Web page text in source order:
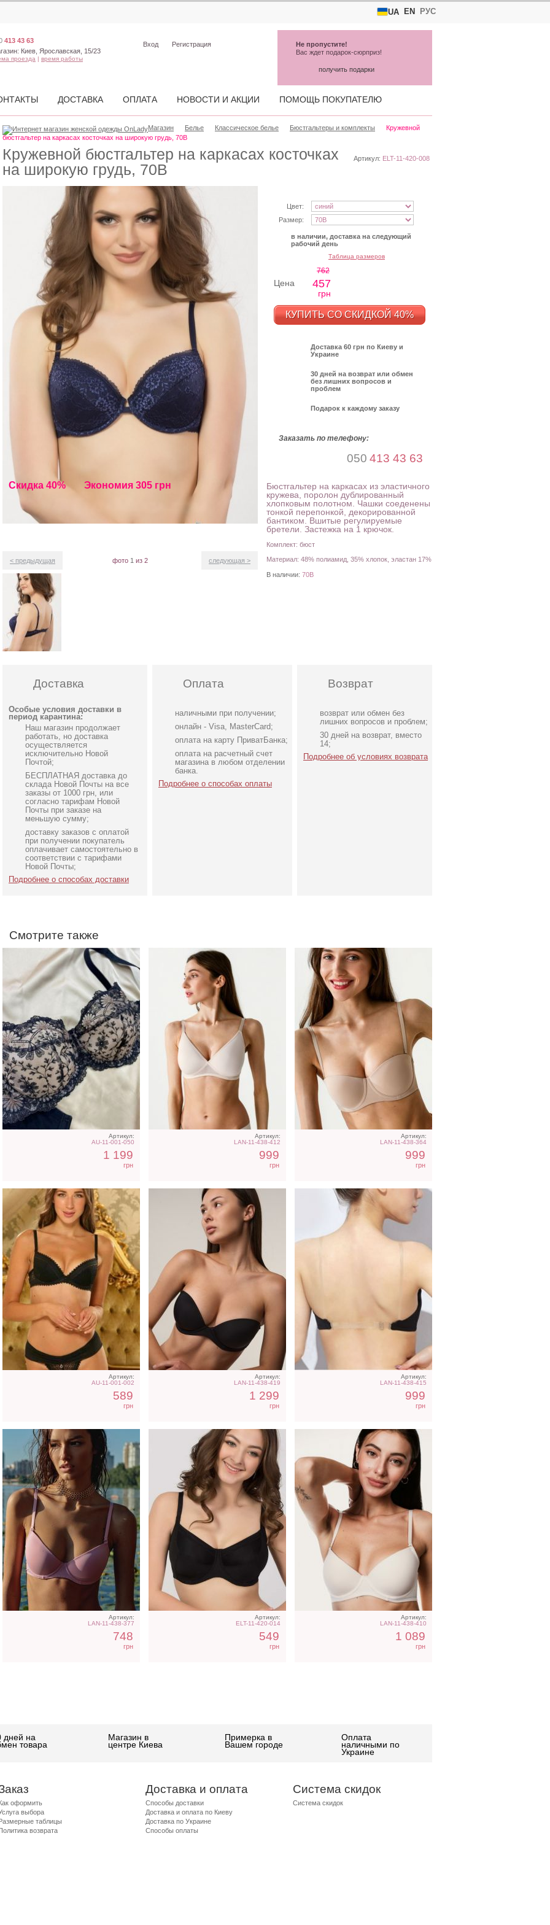
UA EN РУС
Кружевной бюстгальтер на каркасах косточках
на широкую грудь, 70В
Артикул: ELT-11-420-008
Скидка 40% Экономия 305 грн
Цвет:
Размер:
в наличии, доставка на следующий
рабочий день
Таблица размеров
Цена
762
457
грн
КУПИТЬ СО СКИДКОЙ 40%
Доставка 60 грн по Киеву и
Украине
30 дней на возврат или обмен
без лишних вопросов и
проблем
Подарок к каждому заказу
Заказать по телефону:
050 413 43 63
Бюстгальтер на каркасах из эластичного
кружева, поролон дублированный
хлопковым полотном. Чашки соеденены
тонкой перепонкой, декорированной
бантиком. Вшитые регулируемые
бретели. Застежка на 1 крючок.
Комплект: бюст
Материал: 48% полиамид, 35% хлопок, эластан 17%
В наличии: 70В
< предыдущая фото 1 из 2 следующая >
Доставка
Особые условия доставки в
период карантина:
Наш магазин продолжает
работать, но доставка
осуществляется
исключительно Новой
Почтой;
БЕСПЛАТНАЯ доставка до
склада Новой Почты на все
заказы от 1000 грн, или
согласно тарифам Новой
Почты при заказе на
меньшую сумму;
доставку заказов с оплатой
при получении покупатель
оплачивает самостоятельно в
соответствии с тарифами
Новой Почты;
Подробнее о способах доставки
Оплата
наличными при получении;
онлайн - Visa, MasterCard;
оплата на карту ПриватБанка;
оплата на расчетный счет
магазина в любом отделении
банка.
Подробнее о способах оплаты
Возврат
возврат или обмен без
лишних вопросов и проблем;
30 дней на возврат, вместо
14;
Подробнее об условиях возврата
Смотрите также
Кружевной черно
бежевый бюстгальтер c
мягкой чашкой на
каркасах
Артикул:
AU-11-001-050
1 199
грн
Артикул:
LAN-11-438-412
999
грн
Артикул:
LAN-11-438-364
999
грн
Классический бюстгальтер
черного цвета с кружевом
chantal
Артикул:
AU-11-001-002
589
грн
Чорный балконет на
силиконе, бретели
снимаются и
переставляются
Артикул:
LAN-11-438-419
1 299
грн
Белый бюстгальтер с
прозрачной силиконовой
спинкой
Артикул:
LAN-11-438-415
999
грн
Бесшовный бюстгальтер с
небольшой push-up с
идеальной посадкой.
Артикул:
LAN-11-438-377
748
грн
Черный бюстгальтер под
большой размер груди с
мягкой чашкой на косточке
Артикул:
ELT-11-420-014
549
грн
Бесшовный светло-
бежевый бюстгальтер ,
бретели снимаются
Артикул:
LAN-11-438-410
1 089
грн
Магазин Белье Классическое белье Бюстгальтеры и комплекты
Кружевной
бюстгальтер на каркасах косточках на широкую грудь, 70В
413 43 63
Киев, Ярославская, 15/23
проезда | время работы
Вход Регистрация
ДОСТАВКА ОПЛАТА НОВОСТИ И АКЦИИ ПОМОЩЬ ПОКУПАТЕЛЮ
Не пропустите!
Вас ждет подарок-сюрприз!
получить подарки
дней на
товара
Магазин в
центре Киева
Примерка в
Вашем городе
Оплата
наличными по
Украине
оформить
выбора
таблицы
возврата
Доставка и оплата
Способы доставки
Доставка и оплата по Киеву
Доставка по Украине
Способы оплаты
Система скидок
Система скидок